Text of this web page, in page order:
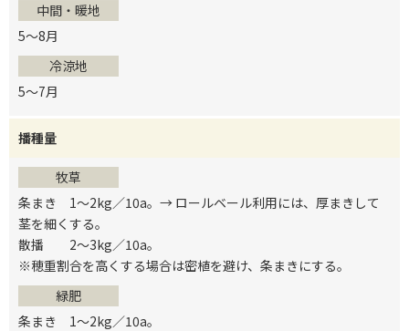
中間・暖地
5～8月
冷涼地
5～7月
播種量
牧草
条まき 1～2kg／10a。→ ロールベール利用には、厚まきして
茎を細くする。
散播 2～3kg／10a。
※穂重割合を高くする場合は密植を避け、条まきにする。
緑肥
条まき 1～2kg／10a。